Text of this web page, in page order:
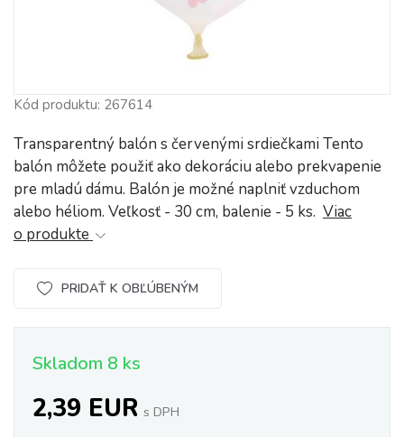
Kód produktu: 267614
Transparentný balón s červenými srdiečkami Tento
balón môžete použiť ako dekoráciu alebo prekvapenie
pre mladú dámu. Balón je možné naplniť vzduchom
alebo héliom. Veľkosť - 30 cm, balenie - 5 ks. Viac
o produkte
PRIDAŤ K OBĽÚBENÝM
Skladom 8 ks
2,39 EUR s DPH